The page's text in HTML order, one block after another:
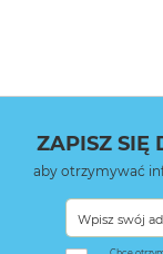
ZAPISZ SIĘ
aby otrzymywać